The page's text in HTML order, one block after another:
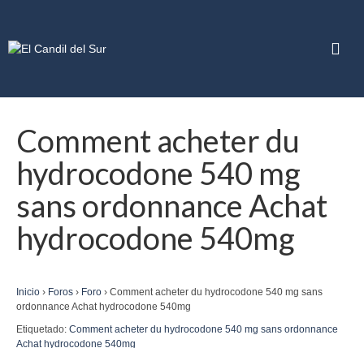
Comment acheter du
hydrocodone 540 mg
sans ordonnance Achat
hydrocodone 540mg
Inicio › Foros › Foro › Comment acheter du hydrocodone 540 mg sans
ordonnance Achat hydrocodone 540mg
Etiquetado: Comment acheter du hydrocodone 540 mg sans ordonnance
Achat hydrocodone 540mg